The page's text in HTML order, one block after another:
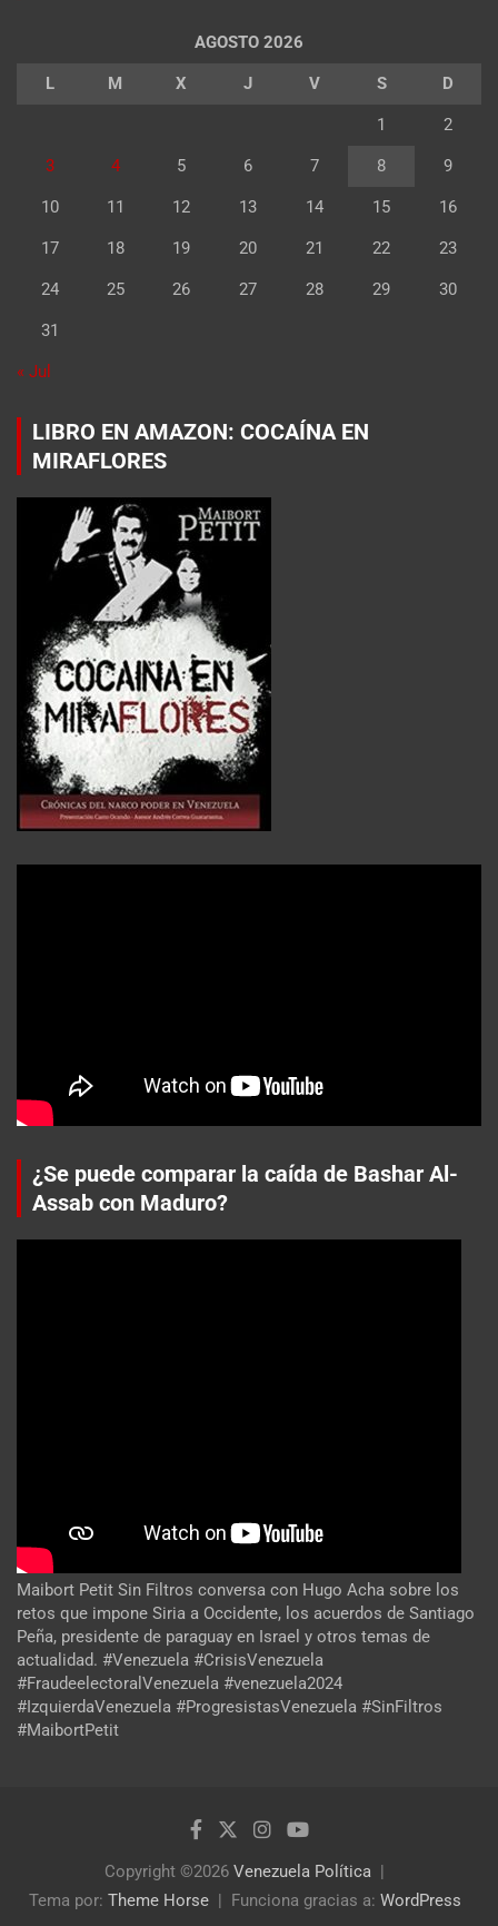
AGOSTO 2026
L M X J V S D
1 2
3 4 5 6 7 8 9
10 11 12 13 14 15 16
17 18 19 20 21 22 23
24 25 26 27 28 29 30
31
« Jul
LIBRO EN AMAZON: COCAÍNA EN
MIRAFLORES
¿Se puede comparar la caída de Bashar Al-
Assab con Maduro?
Maibort Petit Sin Filtros conversa con Hugo Acha sobre los
retos que impone Siria a Occidente, los acuerdos de Santiago
Peña, presidente de paraguay en Israel y otros temas de
actualidad. #Venezuela #CrisisVenezuela
#FraudeelectoralVenezuela #venezuela2024
#IzquierdaVenezuela #ProgresistasVenezuela #SinFiltros
#MaibortPetit
Copyright ©2026 Venezuela Política
Tema por: Theme Horse Funciona gracias a: WordPress